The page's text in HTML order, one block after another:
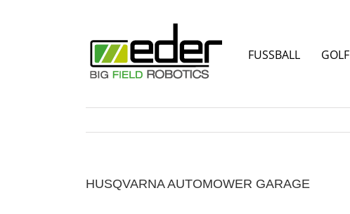
FUSSBALL GOLF
HUSQVARNA AUTOMOWER GARAGE